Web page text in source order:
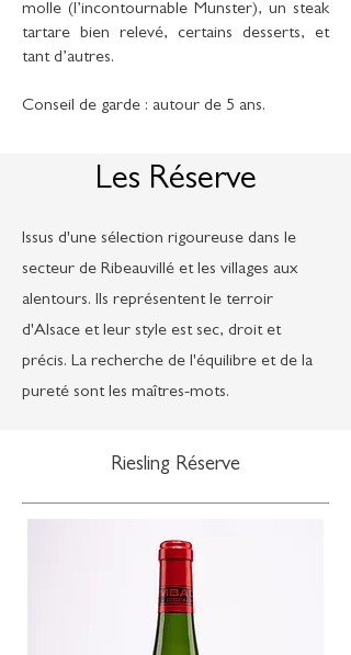
molle (l’incontournable Munster), un steak
tartare bien relevé, certains desserts, et
tant d’autres.
Conseil de garde : autour de 5 ans.
Les Réserve
Issus d'une sélection rigoureuse dans le
secteur de Ribeauvillé et les villages aux
alentours. Ils représentent le terroir
d'Alsace et leur style est sec, droit et
précis. La recherche de l'équilibre et de la
pureté sont les maîtres-mots.
Riesling Réserve